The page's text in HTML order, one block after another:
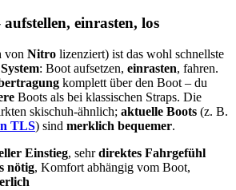
einrasten, los
von Nitro lizenziert) ist das wohl schnellste
: Boot aufsetzen, einrasten, fahren.
komplett über den Boot – du
Boots als bei klassischen Straps. Die
skischuh-ähnlich; aktuelle Boots (z. B.
TLS) sind merklich bequemer.
Einstieg, sehrdirektes Fahrgefühl
nötig, Komfort abhängig vom Boot,